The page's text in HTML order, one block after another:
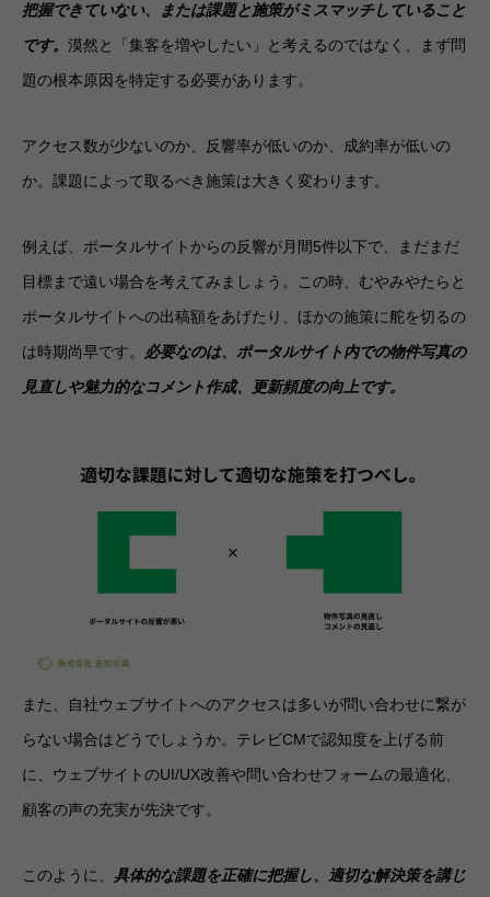
把握できていない、または課題と施策がミスマッチしていること
です。 漠然と「集客を増やしたい」と考えるのではなく、まず問
題の根本原因を特定する必要があります。
アクセス数が少ないのか、反響率が低いのか、成約率が低いの
か。課題によって取るべき施策は大きく変わります。
例えば、ポータルサイトからの反響が月間5件以下で、まだまだ
目標まで遠い場合を考えてみましょう。この時、むやみやたらと
ポータルサイトへの出稿額をあげたり、ほかの施策に舵を切るの
は時期尚早です。 必要なのは、ポータルサイト内での物件写真の
見直しや魅力的なコメント作成、更新頻度の向上です。
また、自社ウェブサイトへのアクセスは多いが問い合わせに繋が
らない場合はどうでしょうか。テレビCMで認知度を上げる前
に、ウェブサイトのUI/UX改善や問い合わせフォームの最適化、
顧客の声の充実が先決です。
このように、 具体的な課題を正確に把握し、適切な解決策を講じ